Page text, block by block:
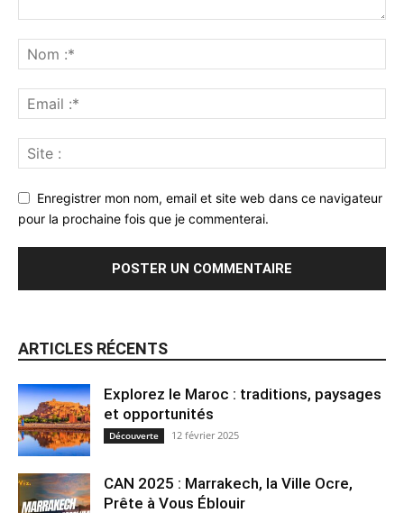
Enregistrer mon nom, email et site web dans ce navigateur
pour la prochaine fois que je commenterai.
ARTICLES RÉCENTS
Explorez le Maroc : traditions, paysages
et opportunités
Découverte 12 février 2025
CAN 2025 : Marrakech, la Ville Ocre,
Prête à Vous Éblouir